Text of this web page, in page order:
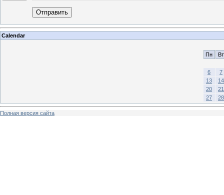
Отправить
Calendar
Пн Вт
6
7
13
14
20
21
27
28
Полная версия сайта